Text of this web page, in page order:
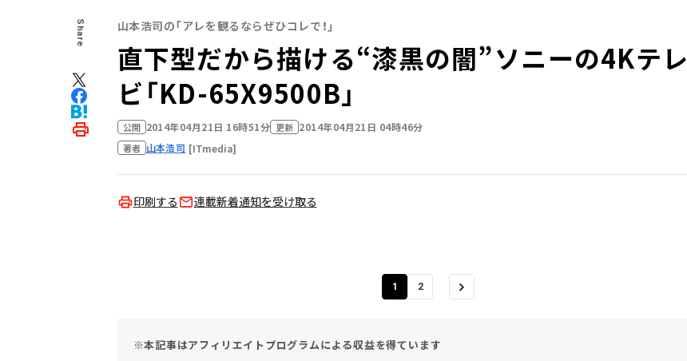
Share 山本浩司の「アレを観るならぜひコレで！」
直下型だから描ける“漆黒の闇”――ソニーの4Kテレ
ビ「KD-65X9500B」
公開 2014年04月21日 16時51分 更新 2014年04月21日 04時46分
著者 山本浩司 [ITmedia]
印刷する 連載新着通知を受け取る
1 2
※本記事はアフィリエイトプログラムによる収益を得ています